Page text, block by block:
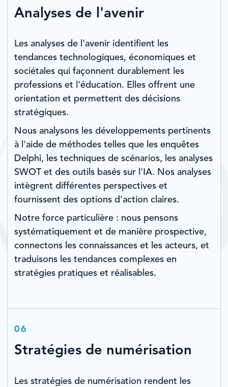
Analyses de l'avenir
Les analyses de l'avenir identifient les
tendances technologiques, économiques et
sociétales qui façonnent durablement les
professions et l'éducation. Elles offrent une
orientation et permettent des décisions
stratégiques.
Nous analysons les développements pertinents
à l'aide de méthodes telles que les enquêtes
Delphi, les techniques de scénarios, les analyses
SWOT et des outils basés sur l'IA. Nos analyses
intègrent différentes perspectives et
fournissent des options d'action claires.
Notre force particulière : nous pensons
systématiquement et de manière prospective,
connectons les connaissances et les acteurs, et
traduisons les tendances complexes en
stratégies pratiques et réalisables.
06
Stratégies de numérisation
Les stratégies de numérisation rendent les